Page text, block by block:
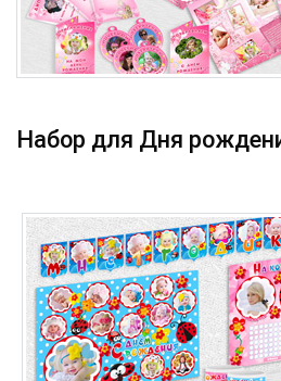
Набор для Дня